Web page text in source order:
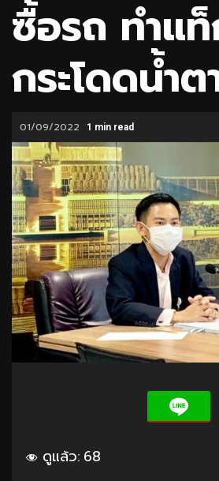
ซื้อรถ ทำแ
กระโดดน้ำต
01/09/2022 1 min read
ดูแล้ว: 68